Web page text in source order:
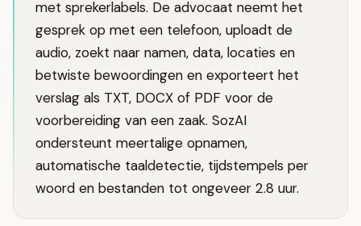
met sprekerlabels. De advocaat neemt het
gesprek op met een telefoon, uploadt de
audio, zoekt naar namen, data, locaties en
betwiste bewoordingen en exporteert het
verslag als TXT, DOCX of PDF voor de
voorbereiding van een zaak. SozAI
ondersteunt meertalige opnamen,
automatische taaldetectie, tijdstempels per
woord en bestanden tot ongeveer 2.8 uur.